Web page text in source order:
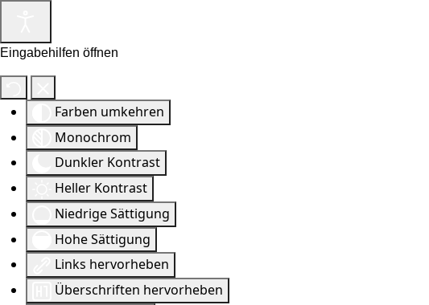
Eingabehilfen öffnen
Farben umkehren
Monochrom
Dunkler Kontrast
Heller Kontrast
Niedrige Sättigung
Hohe Sättigung
Links hervorheben
Überschriften hervorheben